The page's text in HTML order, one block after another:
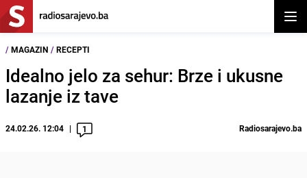
/ MAGAZIN / RECEPTI
Idealno jelo za sehur: Brze i ukusne
lazanje iz tave
24.02.26. 12:04 1 Radiosarajevo.ba